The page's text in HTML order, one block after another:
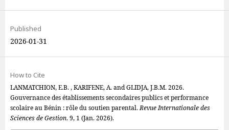
Published
2026-01-31
How to Cite
LANMATCHION, E.B. , KARIFENE, A. and GLIDJA, J.B.M. 2026.
Gouvernance des établissements secondaires publics et performance
scolaire au Bénin : rôle du soutien parental.Revue Internationale des
Sciences de Gestion. 9, 1 (Jan. 2026).